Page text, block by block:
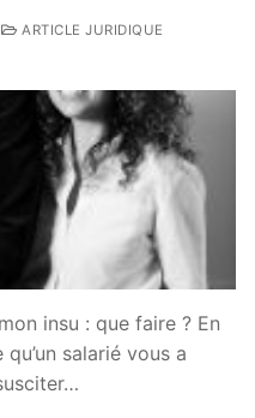
ARTICLE JURIDIQUE
insu : que faire ? En
salarié vous a